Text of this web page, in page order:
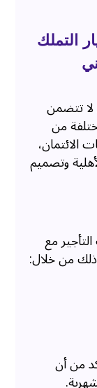
التملك
لا تتضمن
من
وتصميم
مع
من خلال:
من أن